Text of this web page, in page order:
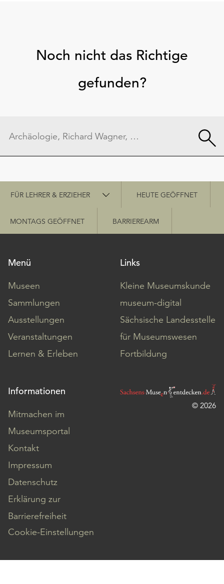
Noch nicht das Richtige
gefunden?
Schnellzugriff
FÜR LEHRER & ERZIEHER HEUTE GEÖFFNET
MONTAGS GEÖFFNET BARRIEREARM
Menü
Museen
Sammlungen
Ausstellungen
Veranstaltungen
Lernen & Erleben
Links
Kleine Museumskunde
museum-digital
Sächsische Landesstelle
für Museumswesen
Fortbildung
Informationen
Mitmachen im
Museumsportal
Kontakt
Impressum
Datenschutz
Erklärung zur
Barrierefreiheit
Cookie-Einstellungen
© 2026